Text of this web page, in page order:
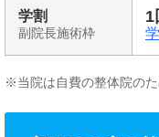
学割
副院長施術枠
1
※当院は自費の整体院のた